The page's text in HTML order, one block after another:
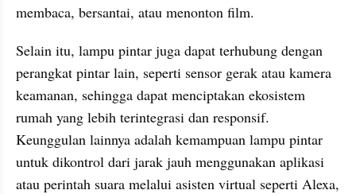
membaca, bersantai, atau menonton film.
Selain itu, lampu pintar juga dapat terhubung dengan
perangkat pintar lain, seperti sensor gerak atau kamera
keamanan, sehingga dapat menciptakan ekosistem
rumah yang lebih terintegrasi dan responsif.
Keunggulan lainnya adalah kemampuan lampu pintar
untuk dikontrol dari jarak jauh menggunakan aplikasi
atau perintah suara melalui asisten virtual seperti Alexa,